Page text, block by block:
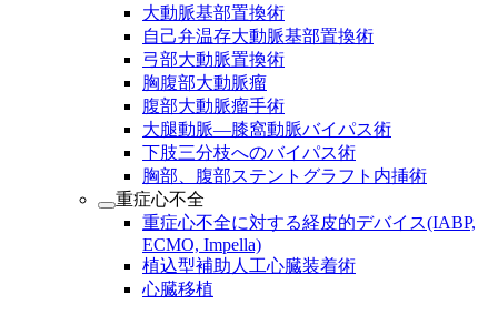
大動脈基部置換術
自己弁温存大動脈基部置換術
弓部大動脈置換術
胸腹部大動脈瘤
腹部大動脈瘤手術
大腿動脈―膝窩動脈バイパス術
下肢三分枝へのバイパス術
胸部、腹部ステントグラフト内挿術
重症心不全
重症心不全に対する経皮的デバイス(IABP,
ECMO, Impella)
植込型補助人工心臓装着術
心臓移植